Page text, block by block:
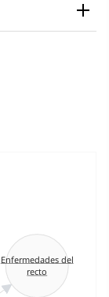
Enfermedades del
recto